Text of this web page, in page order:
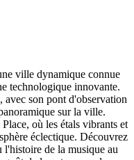
ville dynamique connue
technologique innovante.
son pont d'observation
sur la ville.
où les étals vibrants et
éclectique. Découvrez
de la musique au